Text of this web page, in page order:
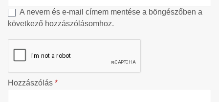
A nevem és e-mail címem mentése a böngészőben a
következő hozzászólásomhoz.
Hozzászólás *